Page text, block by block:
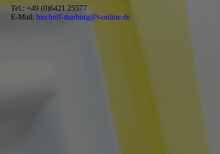
Tel.: +49 (0)6421 25577
E-Mail:bischoff-marburg@t-online.de